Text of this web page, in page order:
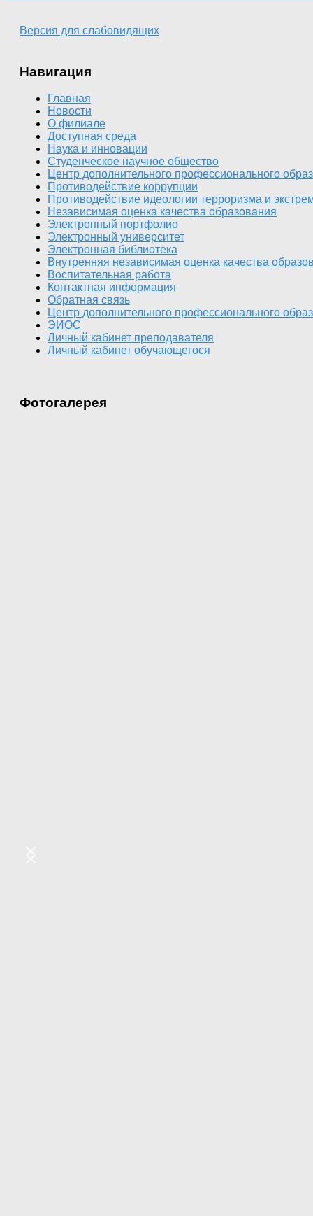
Версия для слабовидящих
Навигация
Главная
Новости
О филиале
Доступная среда
Наука и инновации
Студенческое научное общество
Центр дополнительного профессионального
Противодействие коррупции
Противодействие идеологии терроризма и
Независимая оценка качества образования
Электронный портфолио
Электронный университет
Электронная библиотека
Внутренняя независимая оценка качества
Воспитательная работа
Контактная информация
Обратная связь
Центр дополнительного профессионального
ЭИОС
Личный кабинет преподавателя
Личный кабинет обучающегося
Фотогалерея